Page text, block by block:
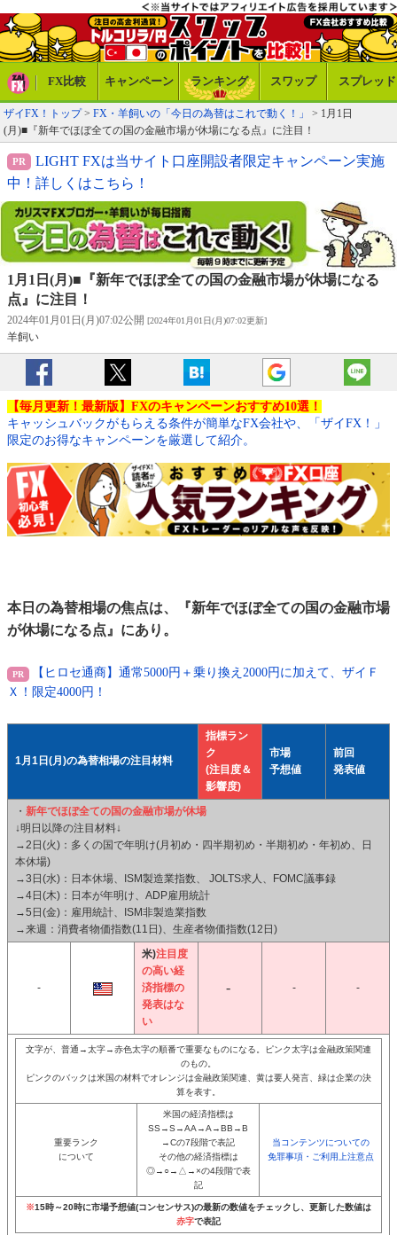
FX比較 キャンペーン ランキング スワップ スプレッド
ザイFX！トップ> FX・羊飼いの「今日の為替はこれで動く！」
> 1月1日
(月)■『新年でほぼ全ての国の金融市場が休場になる点』に注目！
LIGHT FXは当サイト口座開設者限定キャンペーン実施
中！詳しくはこちら！
1月1日(月)■『新年でほぼ全ての国の金融市場が休場になる
点』に注目！
2024年01月01日(月)07:02公開 [2024年01月01日(月)07:02更新]
羊飼い
【毎月更新！最新版】FXのキャンペーンおすすめ10選！
キャッシュバックがもらえる条件が簡単なFX会社や、「ザイFX！」
限定のお得なキャンペーンを厳選して紹介。
本日の為替相場の焦点は、『新年でほぼ全ての国の金融市場
が休場になる点』にあり。
【ヒロセ通商】通常5000円＋乗り換え2000円に加えて、ザイＦ
Ｘ！限定4000円！
1月1日(月)の為替相場の注目材料
指標ラン
ク
(注目度＆
影響度)
市場
予想値
前回
発表値
・ 新年でほぼ全ての国の金融市場が休場
↓明日以降の注目材料↓
→2日(火)：多くの国で年明け(月初め・四半期初め・半期初め・年初め、日
本休場)
→3日(水)：日本休場、ISM製造業指数、 JOLTS求人、FOMC議事録
→4日(木)：日本が年明け、ADP雇用統計
→5日(金)：雇用統計、ISM非製造業指数
→来週：消費者物価指数(11日)、生産者物価指数(12日)
-
米)注目度
の高い経
済指標の
発表はな
い
- -
文字が、普通→太字→赤色太字の順番で重要なものになる。ピンク太字は金融政策関連
のもの。
ピンクのバックは米国の材料でオレンジは金融政策関連、黄は要人発言、緑は企業の決
算を表す。
重要ランク
について
米国の経済指標は
SS→S→AA→A→BB→B
→Cの7段階で表記
その他の経済指標は
◎→○→△→×の4段階で表
記
当コンテンツについての
免罪事項・ご利用上注意点
※15時～20時に市場予想値(コンセンサス)の最新の数値をチェックし、更新した数値は
赤字で表記